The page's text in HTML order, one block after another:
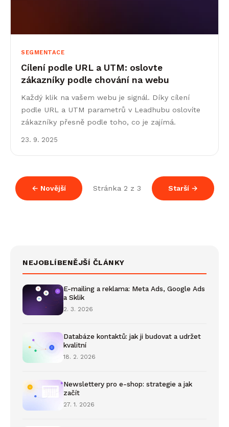
SEGMENTACE
Cílení podle URL a UTM: oslovte
zákazníky podle chování na webu
Každý klik na vašem webu je signál. Díky cílení
podle URL a UTM parametrů v Leadhubu oslovíte
zákazníky přesně podle toho, co je zajímá.
23. 9. 2025
← Novější Stránka 2 z 3 Starší →
NEJOBLÍBENĚJŠÍ ČLÁNKY
E-mailing a reklama: Meta Ads, Google Ads
a Sklik
2. 3. 2026
Databáze kontaktů: jak ji budovat a udržet
kvalitní
18. 2. 2026
Newslettery pro e-shop: strategie a jak
začít
27. 1. 2026